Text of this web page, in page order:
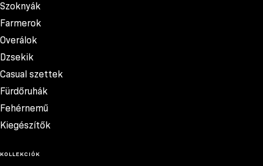
Szoknyák
Farmerok
Overálok
Dzsekik
Casual szettek
Fürdőruhák
Fehérnemű
Kiegészítők
KOLLEKCIÓK